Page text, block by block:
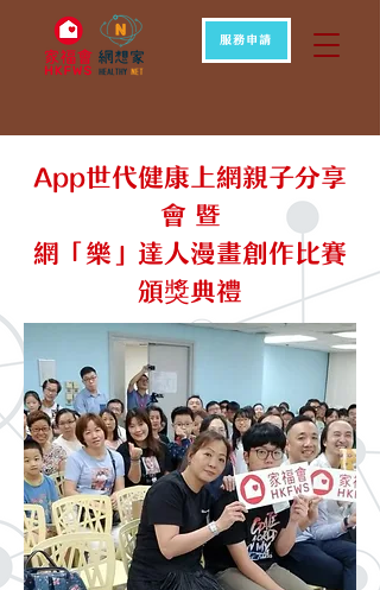
服務申請
App世代健康上網親子分享
會 暨
網「樂」達人漫畫創作比賽
頒獎典禮